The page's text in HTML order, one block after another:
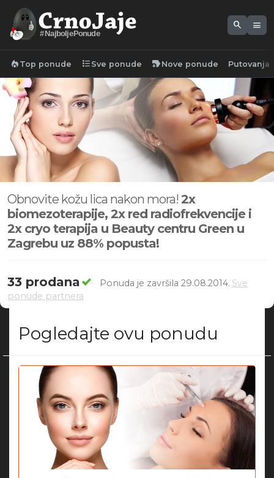
#NajboljePonude
search menu
local_fire_department Top ponude format_list_bulleted Sve ponude new_label Nove ponude Putovanja
Obnovite kožu lica nakon mora! 2x
biomezoterapije, 2x red radiofrekvencije i
2x cryo terapija u Beauty centru Green u
Zagrebu uz 88% popusta!
33 prodana Ponuda je završila 29.08.2014. Sve
ponude partnera
Pogledajte ovu ponudu